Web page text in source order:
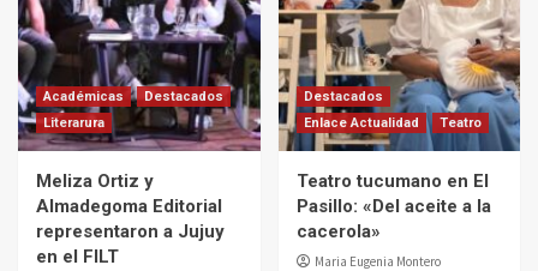
Académicas
Destacados
Literarura
Meliza Ortiz y
Almadegoma Editorial
representaron a Jujuy
en el FILT
Destacados
Enlace Actualidad
Teatro
Teatro tucumano en El
Pasillo: «Del aceite a la
cacerola»
Maria Eugenia Montero